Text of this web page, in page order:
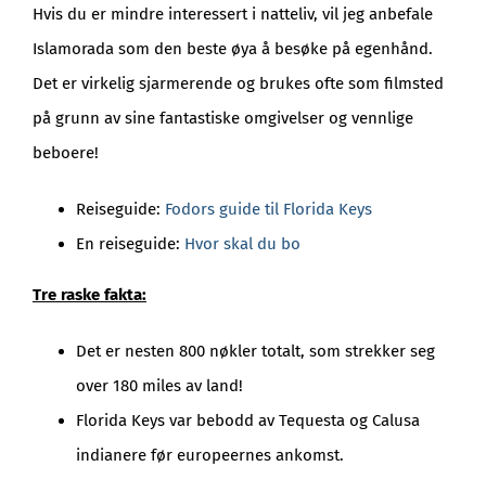
Hvis du er mindre interessert i natteliv, vil jeg anbefale
Islamorada som den beste øya å besøke på egenhånd.
Det er virkelig sjarmerende og brukes ofte som filmsted
på grunn av sine fantastiske omgivelser og vennlige
beboere!
Reiseguide: Fodors guide til Florida Keys
En reiseguide: Hvor skal du bo
Tre raske fakta:
Det er nesten 800 nøkler totalt, som strekker seg
over 180 miles av land!
Florida Keys var bebodd av Tequesta og Calusa
indianere før europeernes ankomst.